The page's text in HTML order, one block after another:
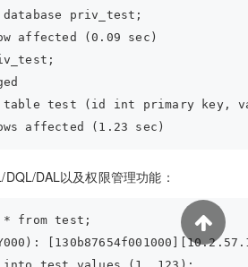
database priv_test;
affected (0.09 sec)
table test (id int primary key,
affected (1.23 sec)
DAL以及权限管理功能：
* from test;